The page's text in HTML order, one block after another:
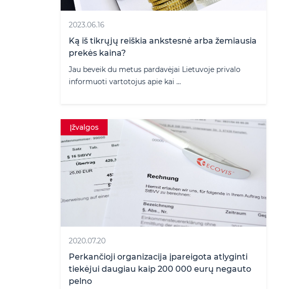
2023.06.16
Ką iš tikrųjų reiškia ankstesnė arba žemiausia
prekės kaina?
Jau beveik du metus pardavėjai Lietuvoje privalo
informuoti vartotojus apie kai ...
Įžvalgos
2020.07.20
Perkančioji organizacija įpareigota atlyginti
tiekėjui daugiau kaip 200 000 eurų negauto
pelno